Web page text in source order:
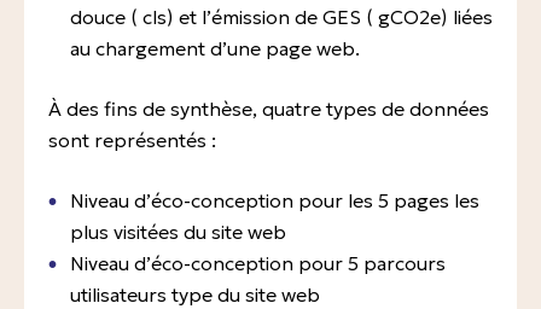
douce ( cls) et l’émission de GES ( gCO2e) liées
au chargement d’une page web.
À des fins de synthèse, quatre types de données
sont représentés :
Niveau d’éco-conception pour les 5 pages les
plus visitées du site web
Niveau d’éco-conception pour 5 parcours
utilisateurs type du site web